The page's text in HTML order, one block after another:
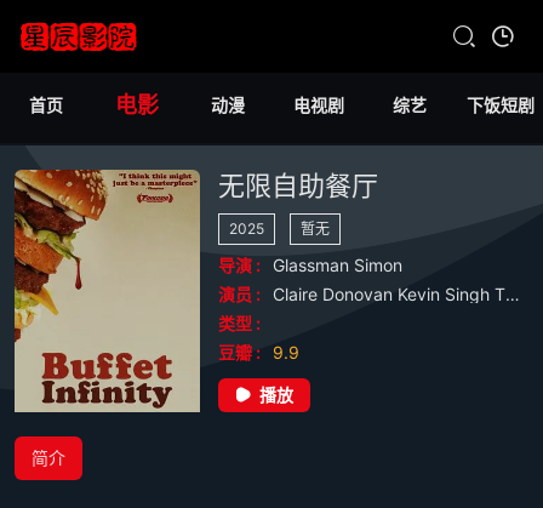
首页 电影 动漫 电视剧 综艺 下饭短剧
无限自助餐厅
2025 暂无
导演 : Glassman Simon
演员 :
Claire Donovan Kevin Singh Theobald
类型 :
豆瓣 :
9.9
播放
简介